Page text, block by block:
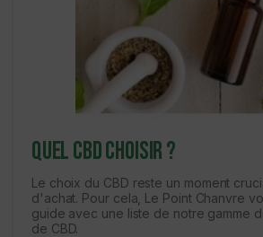
Quel CBD choisir ?
Le choix du CBD reste un moment
d'achat. Pour cela, Le Point Chanvre
guide avec une liste de notre gamme
de CBD.